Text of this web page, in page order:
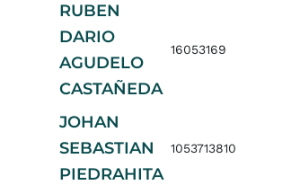
RUBEN
DARIO
AGUDELO
CASTAÑEDA
16053169
JOHAN
SEBASTIAN
PIEDRAHITA
1053713810